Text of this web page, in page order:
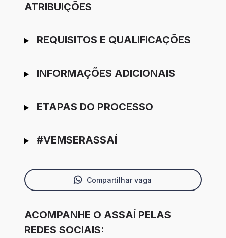
ATRIBUIÇÕES
REQUISITOS E QUALIFICAÇÕES
INFORMAÇÕES ADICIONAIS
ETAPAS DO PROCESSO
#VEMSERASSAÍ
Compartilhar vaga
ACOMPANHE O ASSAÍ PELAS
REDES SOCIAIS: